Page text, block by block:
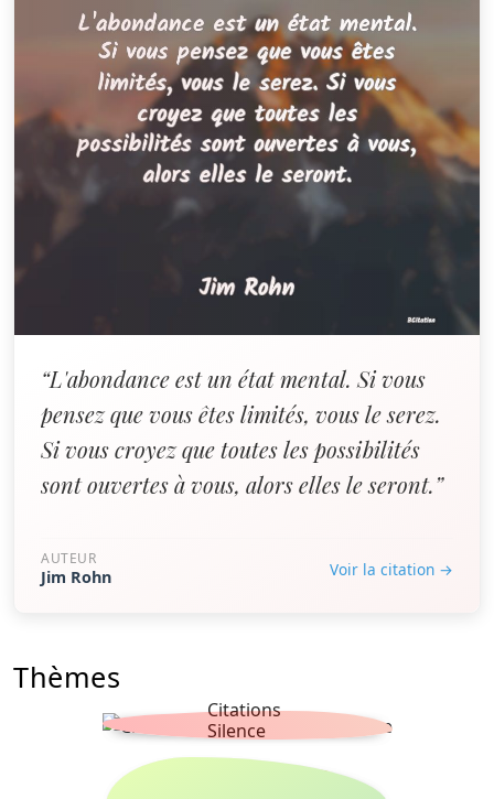
“L'abondance est un état mental. Si vous
pensez que vous êtes limités, vous le serez.
Si vous croyez que toutes les possibilités
sont ouvertes à vous, alors elles le seront.”
AUTEUR
Jim Rohn Voir la citation →
Thèmes
Citations
Silence